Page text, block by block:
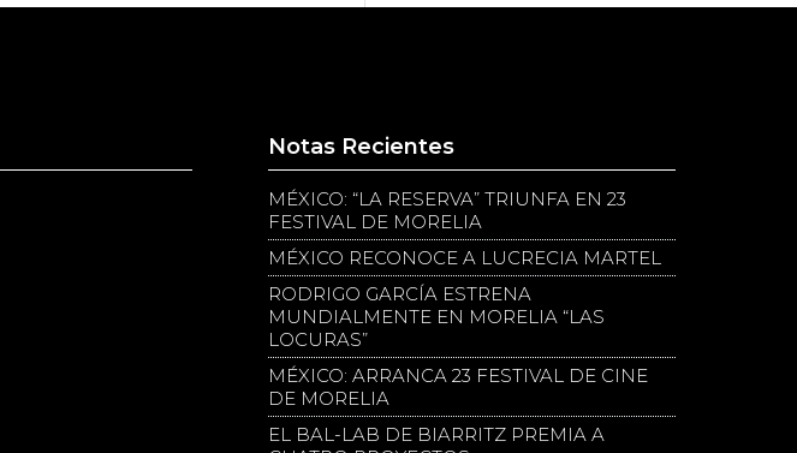
Notas Recientes
MÉXICO: “LA RESERVA” TRIUNFA EN 23
FESTIVAL DE MORELIA
MÉXICO RECONOCE A LUCRECIA MARTEL
RODRIGO GARCÍA ESTRENA
MUNDIALMENTE EN MORELIA “LAS
LOCURAS”
MÉXICO: ARRANCA 23 FESTIVAL DE CINE
DE MORELIA
EL BAL-LAB DE BIARRITZ PREMIA A